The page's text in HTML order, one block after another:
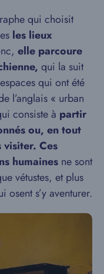
qui choisit
les lieux
elle parcoure
qui la suit
qui ont été
l’anglais « urban
consiste à partir
ou, en tout
Ces
humaines ne sont
vétustes, et plus
s’y aventurer.